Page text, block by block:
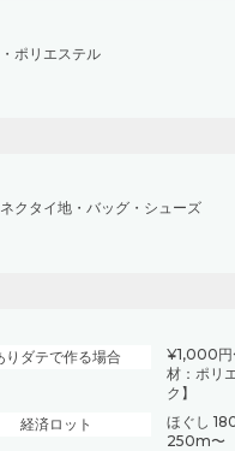
・ ポリエステル
ネクタイ地・ バッグ・シューズ
りダテで作る場合
¥1,000
材：ポリ
ク】
経済ロット
ほぐし
250m〜